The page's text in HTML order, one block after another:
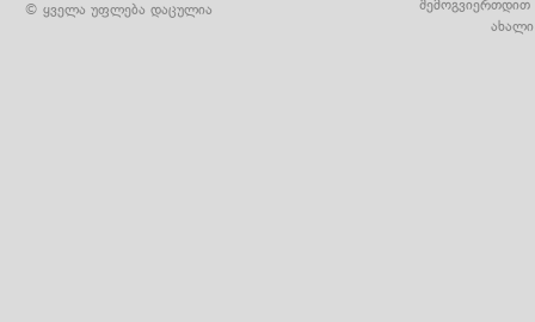
© ყველა უფლება დაცულია
შემოგვიერთდით
ახალი